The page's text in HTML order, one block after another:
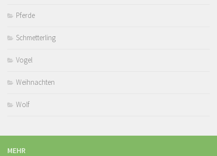
Pferde
Schmetterling
Vogel
Weihnachten
Wolf
MEHR